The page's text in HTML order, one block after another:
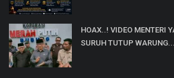
HOAX..! VIDEO MENTERI
SURUH TUTUP WARUNG...